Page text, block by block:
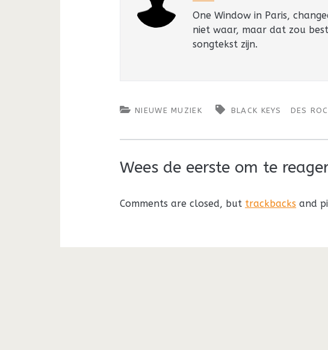
One Window in Paris,
niet waar, maar dat zou
songtekst zijn.
NIEUWE MUZIEK BLACK KEYS DES
Wees de eerste om te
Comments are closed, but trackbacks and